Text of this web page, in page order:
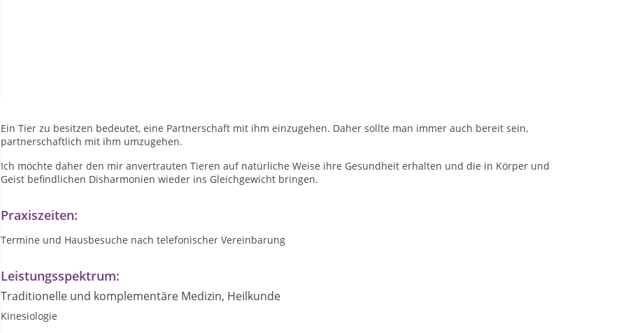
Ein Tier zu besitzen bedeutet, eine Partnerschaft mit ihm einzugehen. Daher sollte man immer auch bereit sein,
partnerschaftlich mit ihm umzugehen.
Ich möchte daher den mir anvertrauten Tieren auf natürliche Weise ihre Gesundheit erhalten und die in Körper und
Geist befindlichen Disharmonien wieder ins Gleichgewicht bringen.
Praxiszeiten:
Termine und Hausbesuche nach telefonischer Vereinbarung
Leistungsspektrum:
Traditionelle und komplementäre Medizin, Heilkunde
Kinesiologie